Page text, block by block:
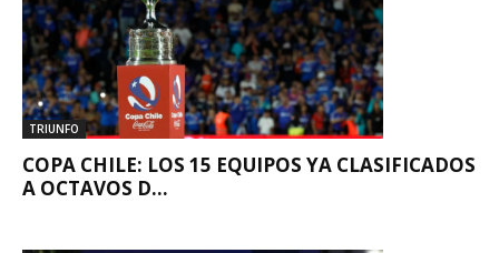
TRIUNFO
COPA CHILE: LOS 15 EQUIPOS YA CLASIFICADOS
A OCTAVOS D...